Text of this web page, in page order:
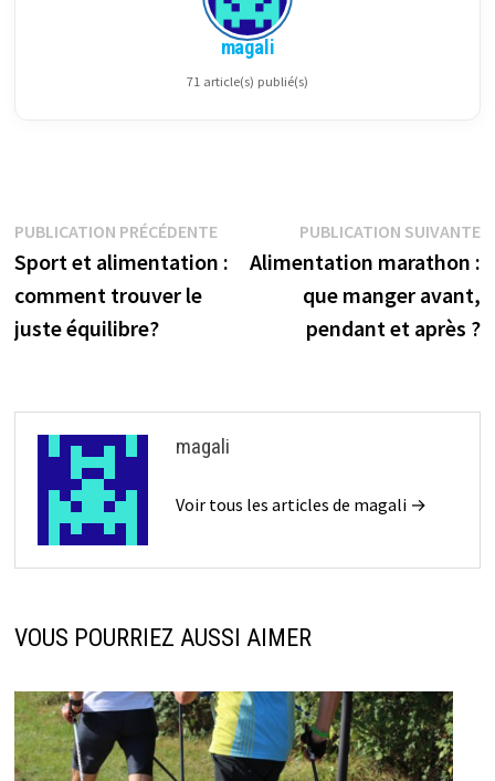
magali
71 article(s) publié(s)
Navigation
de
l’article
PUBLICATION PRÉCÉDENTEPublication
précédente :
Sport et alimentation :
comment trouver le
juste équilibre?
PUBLICATION SUIVANTE
Alimentation marathon :
que manger avant,
pendant et après ?
magali
Voir tous les articles de magali →
VOUS POURRIEZ AUSSI AIMER